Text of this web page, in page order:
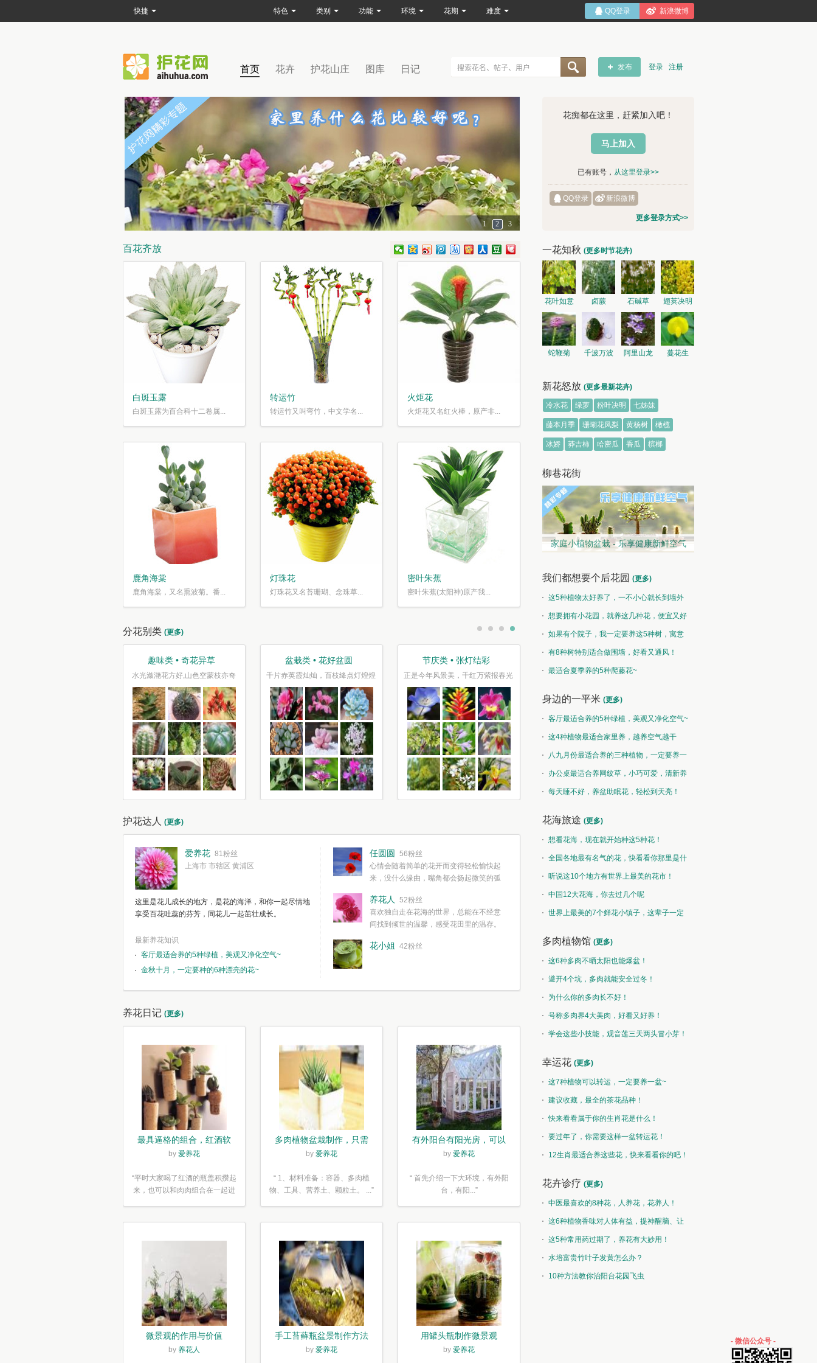
首页 花卉 护花山庄 图库 日记 发布 登录 注册
1 2 3
百花齐放
白斑玉露
白斑玉露为百合科十二卷属...
转运竹
转运竹又叫弯竹，中文学名...
火炬花
火炬花又名红火棒，原产非...
鹿角海棠
鹿角海棠，又名熏波菊。番...
灯珠花
灯珠花又名苔珊瑚、念珠草...
密叶朱蕉
密叶朱蕉(太阳神)原产我...
分花别类 (更多)
趣味类 • 奇花异草
水光潋滟花方好,山色空蒙枝亦奇
盆栽类 • 花好盆圆
千片赤英霞灿灿，百枝绛点灯煌煌
节庆类 • 张灯结彩
正是今年风景美，千红万紫报春光 然果曾经皆为花，却非皆花都成果
护花达人 (更多)
爱养花 81粉丝
上海市 市辖区 黄浦区
这里是花儿成长的地方，是花的海洋，和你一起尽情地
享受百花吐蕊的芬芳，同花儿一起茁壮成长。
最新养花知识
客厅最适合养的5种绿植，美观又净化空气~
金秋十月，一定要种的6种漂亮的花~
任圆圆
56粉丝
心情会随着简单的花开而变得轻松愉快起
来，没什么缘由，嘴角都会扬起微笑的弧
简单愉快的心情，这些都不需要想得太多，其实都是
我们自己复杂了生活和心境。
养花人
52粉丝
喜欢独自走在花海的世界，总能在不经意
间找到倾世的温馨，感受花田里的温存。
花小姐 42粉丝
养花日记 (更多)
最具逼格的组合，红酒软
木塞diy多肉植物盆栽
by 爱养花
“平时大家喝了红酒的瓶盖积攒起
来，也可以和肉肉组合在一起进
多肉植物盆栽制作，只需
简单6步
by 爱养花
“ 1、材料准备：容器、多肉植
物、工具、营养土、颗粒土。 ...”
有外阳台有阳光房，可以
露养！为了肉肉，任性又
by 爱养花
“ 首先介绍一下大环境，有外阳
台，有阳...”
微景观的作用与价值
by 养花人
手工苔藓瓶盆景制作方法
by 爱养花
用罐头瓶制作微景观
by 爱养花
花痴都在这里，赶紧加入吧！
马上加入
已有账号， 从这里登录>>
QQ登录 新浪微博
更多登录方式>>
一花知秋 (更多时节花卉)
花叶如意 卤蕨 石碱草 翅荚决明
蛇鞭菊 千波万波
阿里山龙
蔓花生
新花怒放 (更多最新花卉)
冷水花 绿萝 粉叶决明 七姊妹
藤本月季 珊瑚花凤梨 黄杨树 橄榄
冰娇 莽吉柿 哈密瓜 香瓜 槟榔
柳巷花街
家庭小植物盆栽 - 乐享健康新鲜空气
我们都想要个后花园 (更多)
这5种植物太好养了，一不小心就长到墙外
了~想要拥有小花园，就养这几种花，便宜又好
养！如果有个院子，我一定要养这5种树，寓意
特别好！
有8种树特别适合做围墙，好看又通风！
最适合夏季养的5种爬藤花~
身边的一平米 (更多)
客厅最适合养的5种绿植，美观又净化空气~
这4种植物最适合家里养，越养空气越干
净！八九月份最适合养的三种植物，一定要养一
盆呀~
办公桌最适合养网纹草，小巧可爱，清新养
眼！每天睡不好，养盆助眠花，轻松到天亮！
花海旅途 (更多)
想看花海，现在就开始种这5种花！
全国各地最有名气的花，快看看你那里是什
么花儿！
听说这10个地方有世界上最美的花市！
中国12大花海，你去过几个呢
世界上最美的7个鲜花小镇子，这辈子一定
多肉植物馆 (更多)
这6种多肉不晒太阳也能爆盆！
避开4个坑，多肉就能安全过冬！
为什么你的多肉长不好！
号称多肉界4大美肉，好看又好养！
学会这些小技能，观音莲三天两头冒小芽！
幸运花 (更多)
这7种植物可以转运，一定要养一盆~
建议收藏，最全的茶花品种！
快来看看属于你的生肖花是什么！
要过年了，你需要这样一盆转运花！
12生肖最适合养这些花，快来看看你的吧！
花卉诊疗 (更多)
中医最喜欢的8种花，人养花，花养人！
这6种植物香味对人体有益，提神醒脑、让
你睡的香、身体棒。
这5种常用药过期了，养花有大妙用！
水培富贵竹叶子发黄怎么办？
10种方法教你治阳台花园飞虫
快捷 特色 类别 功能 环境 花期 难度 QQ登录 新浪微博
- 微信公众号 -